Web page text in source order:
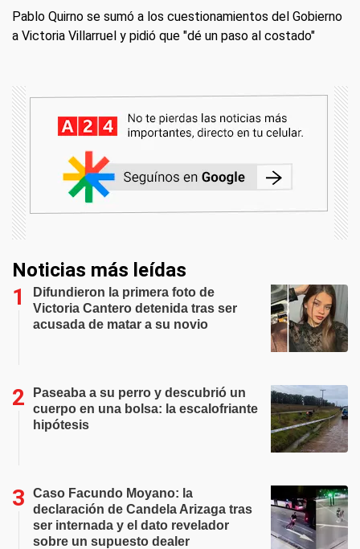
Pablo Quirno se sumó a los cuestionamientos del Gobierno
a Victoria Villarruel y pidió que "dé un paso al costado"
Noticias más leídas
Difundieron la primera foto de
Victoria Cantero detenida tras ser
acusada de matar a su novio
Paseaba a su perro y descubrió un
cuerpo en una bolsa: la escalofriante
hipótesis
Caso Facundo Moyano: la
declaración de Candela Arizaga tras
ser internada y el dato revelador
sobre un supuesto dealer